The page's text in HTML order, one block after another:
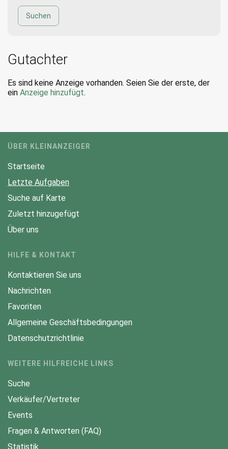
Gutachter
Es sind keine Anzeige vorhanden. Seien Sie der erste, der
ein Anzeige hinzufügt.
ÜBER KLEINANZEIGER
Startseite
Letzte Aufgaben
Suche auf Karte
Zuletzt hinzugefügt
Über uns
HILFE & KONTAKT
Kontaktieren Sie uns
Nachrichten
Favoriten
Allgemeine Geschäftsbedingungen
Datenschutzrichtlinie
WEITERE HILFREICHE LINKS
Suche
Verkäufer/Vertreter
Events
Fragen & Antworten (FAQ)
Statistik